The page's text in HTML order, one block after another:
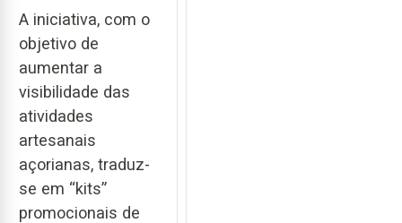
A iniciativa, com o
objetivo de
aumentar a
visibilidade das
atividades
artesanais
açorianas, traduz-
se em “kits”
promocionais de